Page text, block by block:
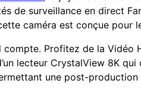
de surveillance en direct
caméra est conçue
compte. Profitez de la Vidéo
lecteur CrystalView 8K
une post-production